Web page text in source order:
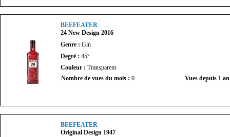
BEEFEATER
24 New Design 2016
Genre : Gin
Degré : 45°
Couleur : Transparent
Nombre de vues du mois : 0 Vues depuis 1
BEEFEATER
Original Design 1947